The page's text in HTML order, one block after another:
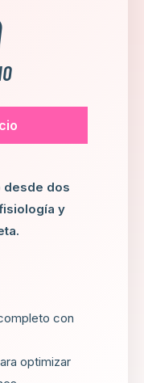
desde dos
y
con
optimizar